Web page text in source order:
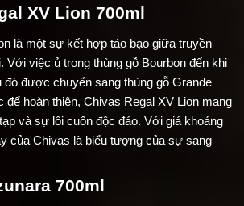
XV Lion 700ml
là một sự kết hợp táo bạo giữa truyền
Với việc ủ trong thùng gỗ Bourbon đến khi
đó được chuyển sang thùng gỗ Grande
để hoàn thiện, Chivas Regal XV Lion mang
và sự lôi cuốn độc đáo. Với giá khoảng
của Chivas là biểu tượng của sự sang
700ml